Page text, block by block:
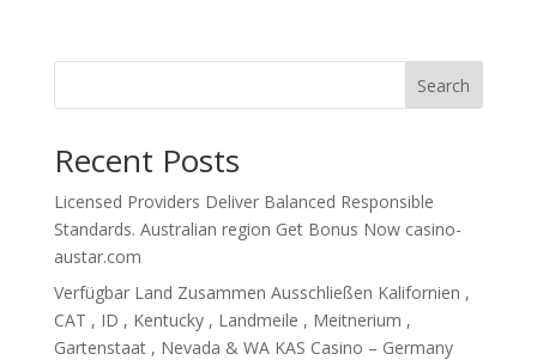
Search
Recent Posts
Licensed Providers Deliver Balanced Responsible
Standards. Australian region Get Bonus Now casino-
austar.com
Verfügbar Land Zusammen Ausschließen Kalifornien ,
CAT , ID , Kentucky , Landmeile , Meitnerium ,
Gartenstaat , Nevada & WA KAS Casino – Germany